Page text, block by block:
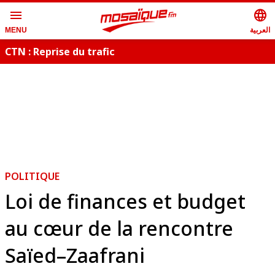
menu
MENU
language
العربية
CTN : Reprise du trafic
POLITIQUE
Loi de finances et budget
au cœur de la rencontre
Saïed–Zaafrani